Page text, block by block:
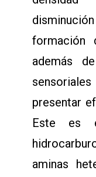
formación
además
presentar
Este es
aminas